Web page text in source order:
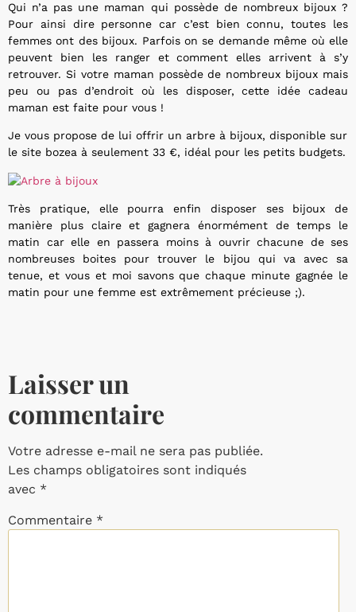
Qui n’a pas une maman qui possède de nombreux bijoux ?
Pour ainsi dire personne car c’est bien connu, toutes les
femmes ont des bijoux. Parfois on se demande même où elle
peuvent bien les ranger et comment elles arrivent à s’y
retrouver. Si votre maman possède de nombreux bijoux mais
peu ou pas d’endroit où les disposer, cette idée cadeau
maman est faite pour vous !
Je vous propose de lui offrir un arbre à bijoux, disponible sur
le site bozea à seulement 33 €, idéal pour les petits budgets.
Très pratique, elle pourra enfin disposer ses bijoux de
manière plus claire et gagnera énormément de temps le
matin car elle en passera moins à ouvrir chacune de ses
nombreuses boites pour trouver le bijou qui va avec sa
tenue, et vous et moi savons que chaque minute gagnée le
matin pour une femme est extrêmement précieuse ;).
Laisser un
commentaire
Votre adresse e-mail ne sera pas publiée.
Les champs obligatoires sont indiqués
avec *
Commentaire *